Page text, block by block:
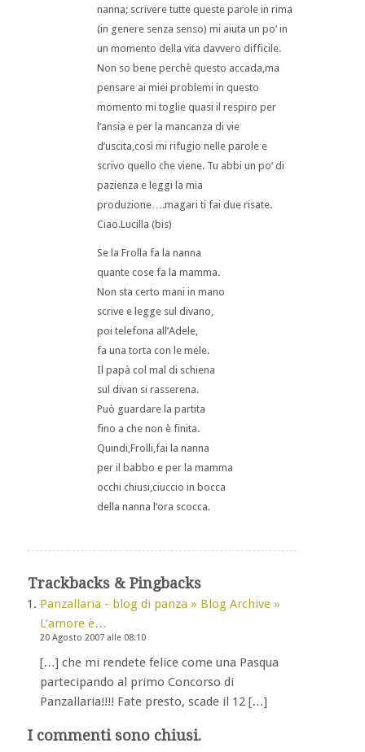
nanna; scrivere tutte queste parole in rima
(in genere senza senso) mi aiuta un po’ in
un momento della vita davvero difficile.
Non so bene perchè questo accada,ma
pensare ai miei problemi in questo
momento mi toglie quasi il respiro per
l’ansia e per la mancanza di vie
d’uscita,così mi rifugio nelle parole e
scrivo quello che viene. Tu abbi un po’ di
pazienza e leggi la mia
produzione….magari ti fai due risate.
Ciao.Lucilla (bis)
Se la Frolla fa la nanna
quante cose fa la mamma.
Non sta certo mani in mano
scrive e legge sul divano,
poi telefona all’Adele,
fa una torta con le mele.
Il papà col mal di schiena
sul divan si rasserena.
Può guardare la partita
fino a che non è finita.
Quindi,Frolli,fai la nanna
per il babbo e per la mamma
occhi chiusi,ciuccio in bocca
della nanna l’ora scocca.
Trackbacks & Pingbacks
Panzallaria - blog di panza » Blog Archive »
L’amore è…
20 Agosto 2007 alle 08:10
[…] che mi rendete felice come una Pasqua
partecipando al primo Concorso di
Panzallaria!!!! Fate presto, scade il 12 […]
I commenti sono chiusi.